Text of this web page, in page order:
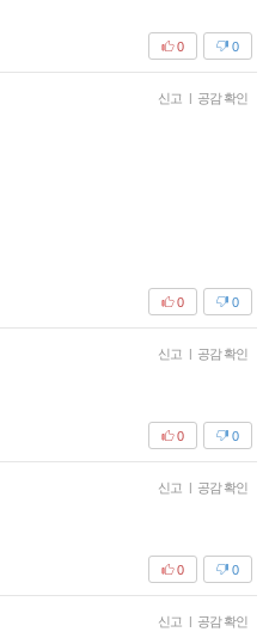
0
0
신고 | 공감 확인
0
0
신고 | 공감 확인
0
0
신고 | 공감 확인
0
0
신고 | 공감 확인